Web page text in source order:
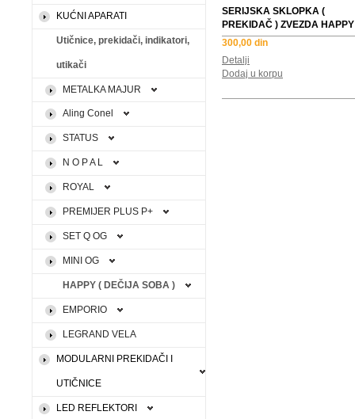
KUĆNI APARATI
Utičnice, prekidači, indikatori,
utikači
METALKA MAJUR
Aling Conel
STATUS
N O P A L
ROYAL
PREMIJER PLUS P+
SET Q OG
MINI OG
HAPPY ( DEČIJA SOBA )
EMPORIO
LEGRAND VELA
MODULARNI PREKIDAČI I
UTIČNICE
LED REFLEKTORI
SERIJSKA SKLOPKA (
PREKIDAČ ) ZVEZDA HAPPY
300,00 din
Detalji
Dodaj u korpu